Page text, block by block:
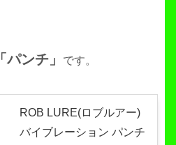
「パンチ」 です。
ROB LURE(ロブルアー)
バイブレーション パンチ